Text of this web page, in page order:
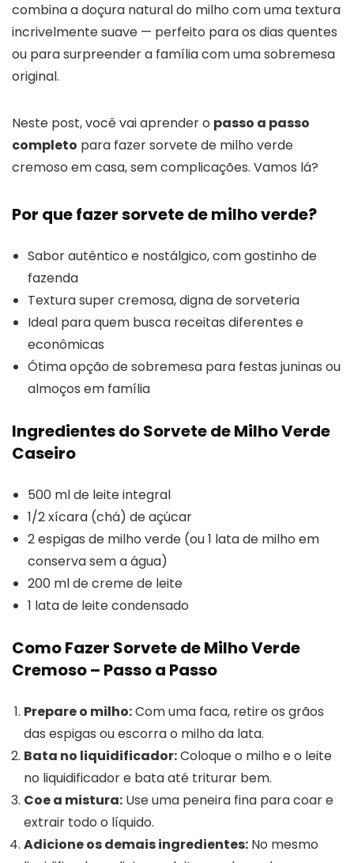
combina a doçura natural do milho com uma textura
incrivelmente suave — perfeito para os dias quentes
ou para surpreender a família com uma sobremesa
original.
Neste post, você vai aprender o passo a passo
completo para fazer sorvete de milho verde
cremoso em casa, sem complicações. Vamos lá?
Por que fazer sorvete de milho verde?
Sabor autêntico e nostálgico, com gostinho de
fazenda
Textura super cremosa, digna de sorveteria
Ideal para quem busca receitas diferentes e
econômicas
Ótima opção de sobremesa para festas juninas ou
almoços em família
Ingredientes do Sorvete de Milho Verde
Caseiro
500 ml de leite integral
1/2 xícara (chá) de açúcar
2 espigas de milho verde (ou 1 lata de milho em
conserva sem a água)
200 ml de creme de leite
1 lata de leite condensado
Como Fazer Sorvete de Milho Verde
Cremoso – Passo a Passo
Prepare o milho:Com uma faca, retire os grãos
das espigas ou escorra o milho da lata.
Bata no liquidificador:Coloque o milho e o leite
no liquidificador e bata até triturar bem.
Coe a mistura: Use uma peneira fina para coar e
extrair todo o líquido.
Adicione os demais ingredientes: No mesmo